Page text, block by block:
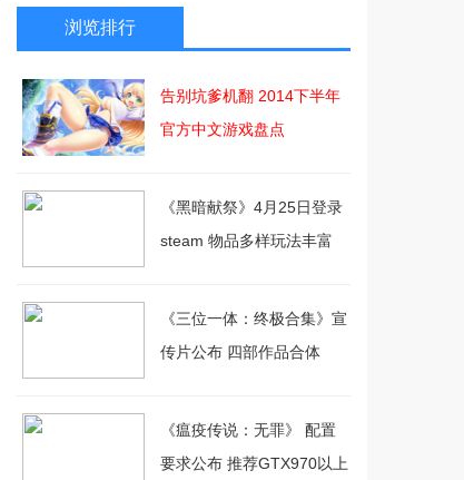
浏览排行
告别坑爹机翻 2014下半年
官方中文游戏盘点
《黑暗献祭》4月25日登录
steam 物品多样玩法丰富
《三位一体：终极合集》宣
传片公布 四部作品合体
《瘟疫传说：无罪》 配置
要求公布 推荐GTX970以上